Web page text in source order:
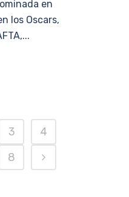
en
los Oscars,
3
4
8